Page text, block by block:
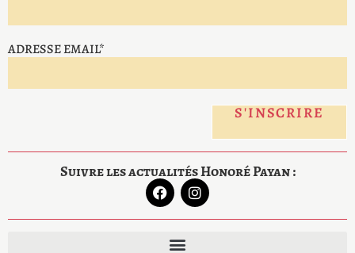
ADRESSE EMAIL*
Suivre les actualités Honoré Payan :